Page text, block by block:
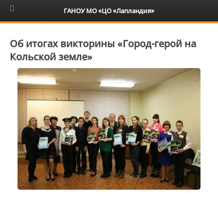
6+
Об итогах викторины «Город-герой на
Кольской земле»
ГАНОУ МО «ЦО «Лапландия»